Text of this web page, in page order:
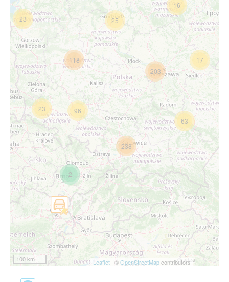
23
2
25
16
23
238
17
63
203
118
96
100 km Leaflet | ©OpenStreetMapcontributors